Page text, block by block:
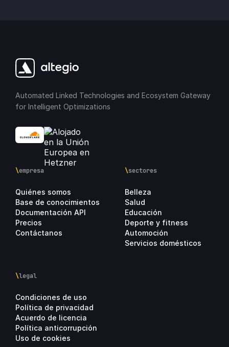
Automated Linked Technologies and Ecosystem Gateway
for Intelligent Optimizations
\empresa
Quiénes somos
Base de conocimientos
Documentación API
Precios
Contáctanos
\sectores
Belleza
Salud
Educación
Deporte y fitness
Automoción
Servicios domésticos
\legal
Condiciones de uso
Política de privacidad
Acuerdo de licencia
Política anticorrupción
Uso de cookies